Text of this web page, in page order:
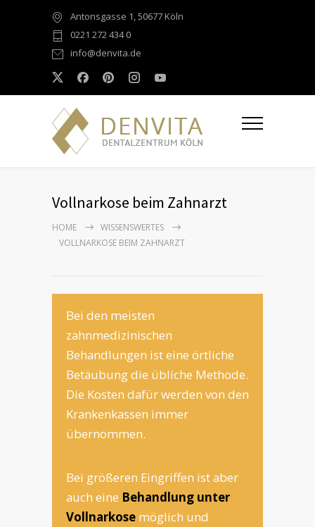
Antonsgasse 1, 50677 Köln
0221 272 434 0
info@denvita.de
Vollnarkose beim Zahnarzt
HOME
WISSENSWERTES
VOLLNARKOSE BEIM ZAHNARZT
Bei den meisten
zahnmedizinischen
Behandlungen ist eine örtliche
Betäubung die übliche Methode.
Die Kosten dafür werden von den
Krankenkassen immer
übernommen.
Bei größeren Eingriffen ist aber
auch eine Behandlung unter
Vollnarkose möglich und